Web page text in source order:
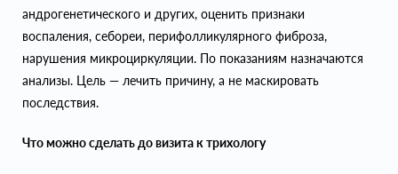
андрогенетического и других, оценить признаки
воспаления, себореи, перифолликулярного фиброза,
нарушения микроциркуляции. По показаниям назначаются
анализы. Цель — лечить причину, а не маскировать
последствия.
Что можно сделать до визита к трихологу